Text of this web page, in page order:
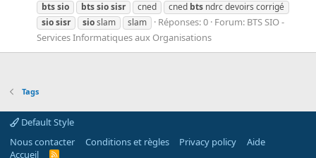
btssio btssiosisr cned cned bts ndrc devoirs corrigé
siosisr sioslam slam Réponses: 0 Forum: BTS SIO -
Services Informatiques aux Organisations
Tags
Default Style
Nous contacter
Conditions et règles Privacy policy
Aide
Accueil
R